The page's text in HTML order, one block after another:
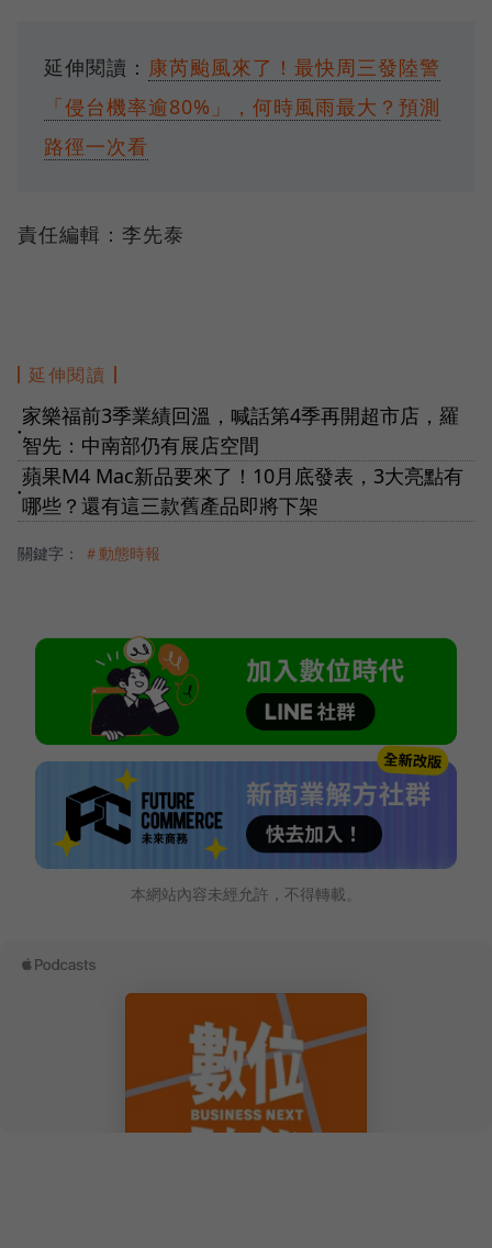
延伸閱讀： 康芮颱風來了！最快周三發陸警
「侵台機率逾80%」，何時風雨最大？預測
路徑一次看
責任編輯：李先泰
延伸閱讀
●
家樂福前3季業績回溫，喊話第4季再開超市店，羅
智先：中南部仍有展店空間
●
蘋果M4 Mac新品要來了！10月底發表，3大亮點有
哪些？還有這三款舊產品即將下架
關鍵字： ＃動態時報
本網站內容未經允許，不得轉載。